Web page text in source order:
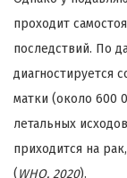
проходит
последствий. По
диагностируется
матки (около 600
летальных
приходится на
(WHO, 2020).